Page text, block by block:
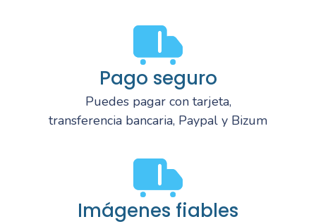
Pago seguro
Puedes pagar con tarjeta,
transferencia bancaria, Paypal y Bizum
Imágenes fiables